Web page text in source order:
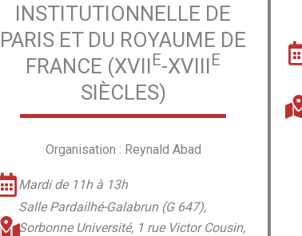
INSTITUTIONNELLE DE
PARIS ET DU ROYAUME DE
FRANCE (XVII E-XVIII E
SIÈCLES)
Organisation : Reynald Abad
Mardi de 11h à 13h
Salle Pardailhé-Galabrun (G 647),
Sorbonne Université, 1 rue Victor Cousin,